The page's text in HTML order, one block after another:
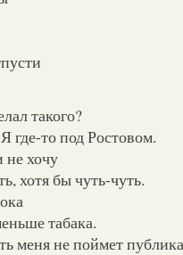
такого?
где-то под Ростовом.
хочу
хотя бы чуть-чуть.
табака.
меня не поймет публика